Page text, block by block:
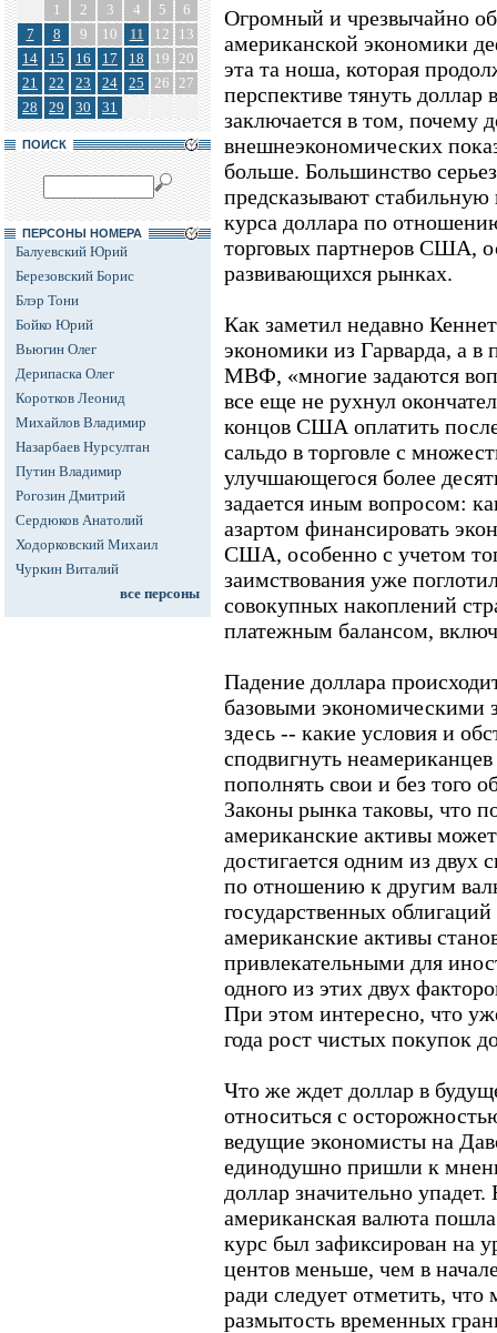
1 2 3 4 5
6
7
8 9 10 11 12
13
14
15 16 17 18 19 20
21
22 23 24 25 26 27
28
29 30 31
ПОИСК
ПЕРСОНЫ НОМЕРА
Балуевский Юрий
Березовский Борис
Блэр Тони
Бойко Юрий
Вьюгин Олег
Дерипаска Олег
Коротков Леонид
Михайлов Владимир
Назарбаев Нурсултан
Путин Владимир
Рогозин Дмитрий
Сердюков Анатолий
Ходорковский Михаил
Чуркин Виталий
все персоны
Огромный и чрезвычайно
американской экономики
эта та ноша, которая
перспективе тянуть
заключается в том, почему
внешнеэкономических
больше. Большинство
предсказывают
курса доллара по
торговых партнеров США,
развивающихся рынках.
Как заметил недавно
экономики из Гарварда, а
МВФ, «многие задаются
все еще не рухнул
концов США оплатить
сальдо в торговле с
улучшающегося более
задается иным вопросом:
азартом финансировать
США, особенно с учетом
заимствования уже
совокупных накоплений
платежным балансом,
Падение доллара
базовыми экономическими
здесь -- какие условия и
сподвигнуть
пополнять свои и без того
Законы рынка таковы, что
американские активы
достигается одним из двух
по отношению к другим
государственных
американские активы
привлекательными для
одного из этих двух
При этом интересно, что
года рост чистых покупок
Что же ждет доллар в
относиться с
ведущие экономисты на
единодушно пришли к
доллар значительно
американская валюта
курс был зафиксирован на
центов меньше, чем в
ради следует отметить,
размытость временных